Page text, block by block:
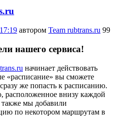
автором Team rubtrans.ru 99
нашего сервиса!
начинает действовать
«расписание» вы сможете
же попасть к расписанию.
расположенное внизу каждой
также мы добавили
по некотором маршрутам в